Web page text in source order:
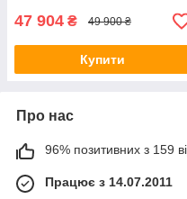
47 904 ₴ 49 900 ₴
Купити
Про нас
96% позитивних з 159
Працює з 14.07.2011